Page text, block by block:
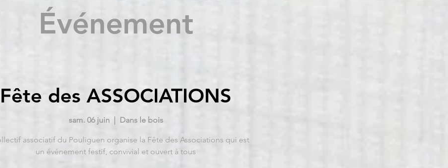
Événement
Fête des ASSOCIATIONS
sam. 06 juin
  |
Dans le bois
associatif du Pouliguen organise la Fête des Associations qui est
un événement festif, convivial et ouvert à tous